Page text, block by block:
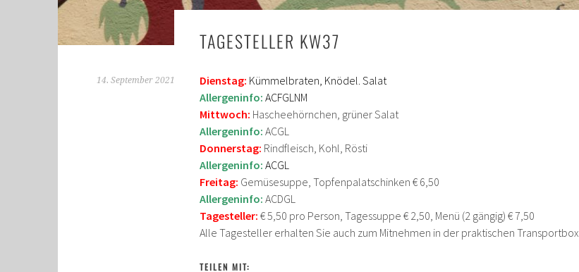
TAGESTELLER KW37
14. September 2021 Dienstag: Kümmelbraten, Knödel. Salat
Allergeninfo: ACFGLNM
Mittwoch: Hascheehörnchen, grüner Salat
Allergeninfo: ACGL
Donnerstag: Rindfleisch, Kohl, Rösti
Allergeninfo: ACGL
Freitag: Gemüsesuppe, Topfenpalatschinken € 6,50
Allergeninfo: ACDGL
Tagesteller: € 5,50 pro Person, Tagessuppe € 2,50, Menü (2 gängig) € 7,50
Alle Tagesteller erhalten Sie auch zum Mitnehmen in der praktischen Transportbox
TEILEN MIT: